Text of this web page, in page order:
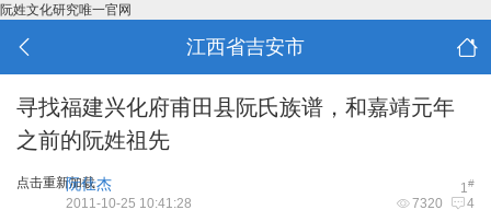
阮姓文化研究唯一官网
江西省吉安市
寻找福建兴化府甫田县阮氏族谱，和嘉靖元年
之前的阮姓祖先
点击重新加载 1#
阮仕杰
7320 4
2011-10-25 10:41:28